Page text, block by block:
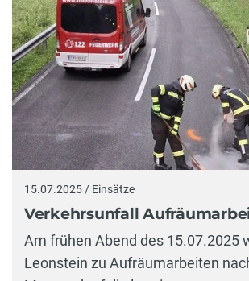
15.07.2025 / Einsätze
Verkehrsunfall
Am frühen Abend des 15.07.2025
Leonstein zu Aufräumarbeiten